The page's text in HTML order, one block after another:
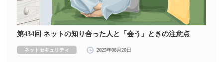
第434回 ネットの知り合った人と「会う」ときの注意点
ネットセキュリティ 2025年08月20日